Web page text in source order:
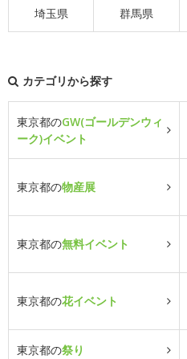
埼玉県 群馬県
カテゴリから探す
東京都のGW(ゴールデンウィ
ーク)イベント
東京都の物産展
東京都の無料イベント
東京都の花イベント
東京都の祭り